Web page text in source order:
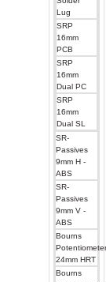
Lug
SRP
16mm
PCB
SRP
16mm
Dual PC
SRP
16mm
Dual SL
SR-
Passives
9mm H -
ABS
SR-
Passives
9mm V -
ABS
Bourns
24mm HRT
Bourns